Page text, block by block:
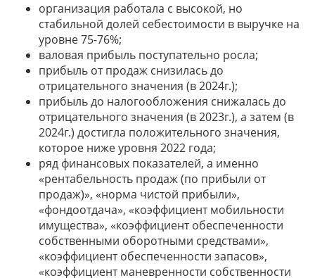
организация работала с высокой, но
стабильной долей себестоимости в выручке на
уровне 75-76%;
валовая прибыль поступательно росла;
прибыль от продаж снизилась до
отрицательного значения (в 2024г.);
прибыль до налогообложения снижалась до
отрицательного значения (в 2023г.), а затем (в
2024г.) достигла положительного значения,
которое ниже уровня 2022 года;
ряд финансовых показателей, а именно
«рентабельность продаж (по прибыли от
продаж)», «норма чистой прибыли»,
«фондоотдача», «коэффициент мобильности
имущества», «коэффициент обеспеченности
собственными оборотными средствами»,
«коэффициент обеспеченности запасов»,
«коэффициент маневренности собственности